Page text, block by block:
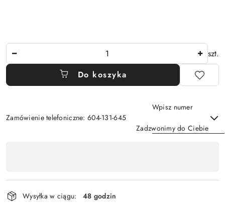
szt.
Do koszyka
Zamówienie telefoniczne: 604-131-645
Wpisz numer
Zadzwonimy do Ciebie
płatność
i
Wysyłka w ciągu:
48 godzin